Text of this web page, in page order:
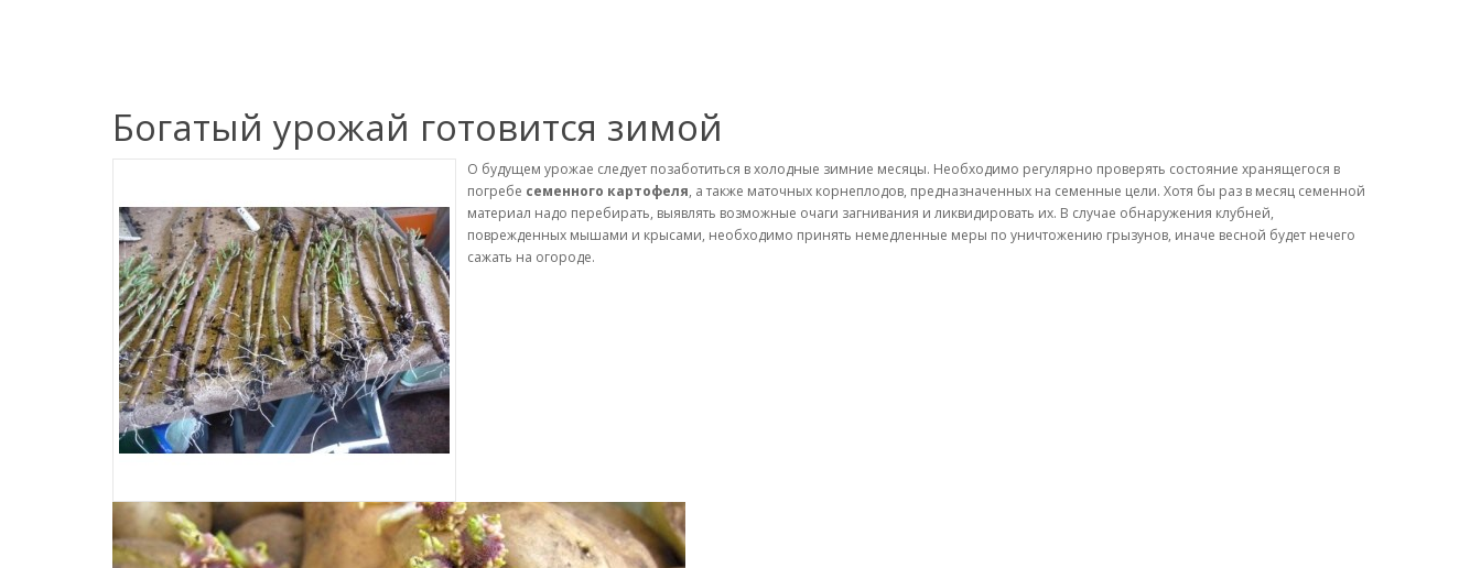
Богатый урожай готовится зимой
О будущем урожае следует позаботиться в холодные зимние месяцы. Необходимо регулярно проверять состояние хранящегося в
погребе семенного картофеля, а также маточных корнеплодов, предназначенных на семенные цели. Хотя бы раз в месяц семенной
материал надо перебирать, выявлять возможные очаги загнивания и ликвидировать их. В случае обнаружения клубней,
поврежденных мышами и крысами, необходимо принять немедленные меры по уничтожению грызунов, иначе весной будет нечего
сажать на огороде.